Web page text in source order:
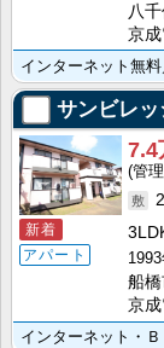
八
京
サンビレ
新着
アパート
7.4
船
京